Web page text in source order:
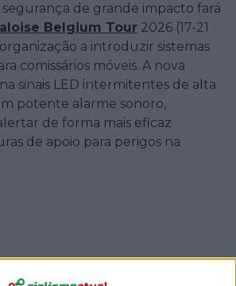
de grande impacto fará
Belgium Tour 2026 (17-21
a introduzir sistemas
comissários móveis. A nova
sinais LED intermitentes de alta
potente alarme sonoro,
de forma mais eficaz
de apoio para perigos na